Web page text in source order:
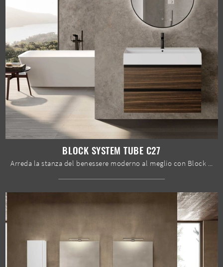
BLOCK SYSTEM TUBE C27
Arreda la stanza del benessere moderno al meglio con Block System Tube C27, mobili bagno sospesi e complementi in melaminico di Baxar.